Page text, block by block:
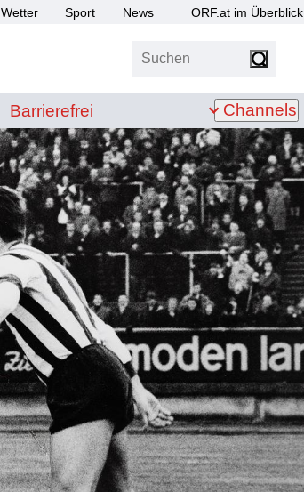
Wetter Sport News ORF.at im Überblick
Suchen
Barrierefrei
Barrierefrei Channels